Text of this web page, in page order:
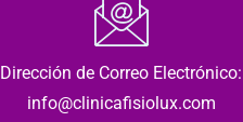
Dirección de Correo Electrónico:
info@clinicafisiolux.com